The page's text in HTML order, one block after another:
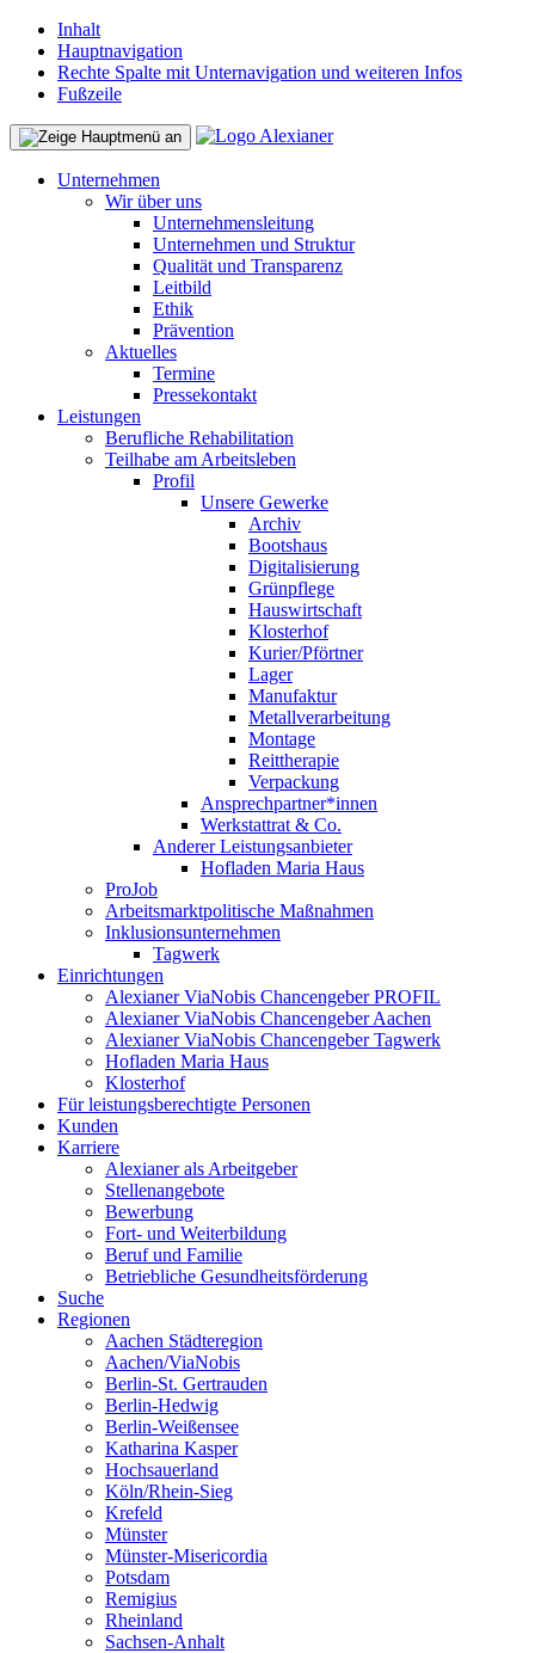
Inhalt
Hauptnavigation
Rechte Spalte mit Unternavigation und weiteren Infos
Fußzeile
Unternehmen
Wir über uns
Unternehmensleitung
Unternehmen und Struktur
Qualität und Transparenz
Leitbild
Ethik
Prävention
Aktuelles
Termine
Pressekontakt
Leistungen
Berufliche Rehabilitation
Teilhabe am Arbeitsleben
Profil
Unsere Gewerke
Archiv
Bootshaus
Digitalisierung
Grünpflege
Hauswirtschaft
Klosterhof
Kurier/Pförtner
Lager
Manufaktur
Metallverarbeitung
Montage
Reittherapie
Verpackung
Ansprechpartner*innen
Werkstattrat & Co.
Anderer Leistungsanbieter
Hofladen Maria Haus
ProJob
Arbeitsmarktpolitische Maßnahmen
Inklusionsunternehmen
Tagwerk
Einrichtungen
Alexianer ViaNobis Chancengeber PROFIL
Alexianer ViaNobis Chancengeber Aachen
Alexianer ViaNobis Chancengeber Tagwerk
Hofladen Maria Haus
Klosterhof
Für leistungsberechtigte Personen
Kunden
Karriere
Alexianer als Arbeitgeber
Stellenangebote
Bewerbung
Fort- und Weiterbildung
Beruf und Familie
Betriebliche Gesundheitsförderung
Suche
Regionen
Aachen Städteregion
Aachen/ViaNobis
Berlin-St. Gertrauden
Berlin-Hedwig
Berlin-Weißensee
Katharina Kasper
Hochsauerland
Köln/Rhein-Sieg
Krefeld
Münster
Münster-Misericordia
Potsdam
Remigius
Rheinland
Sachsen-Anhalt